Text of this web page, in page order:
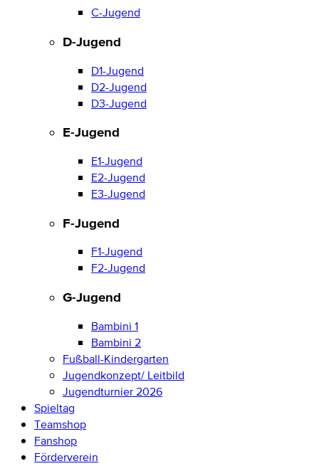
C-Jugend
D-Jugend
D1-Jugend
D2-Jugend
D3-Jugend
E-Jugend
E1-Jugend
E2-Jugend
E3-Jugend
F-Jugend
F1-Jugend
F2-Jugend
G-Jugend
Bambini 1
Bambini 2
Fußball-Kindergarten
Jugendkonzept/ Leitbild
Jugendturnier 2026
Spieltag
Teamshop
Fanshop
Förderverein